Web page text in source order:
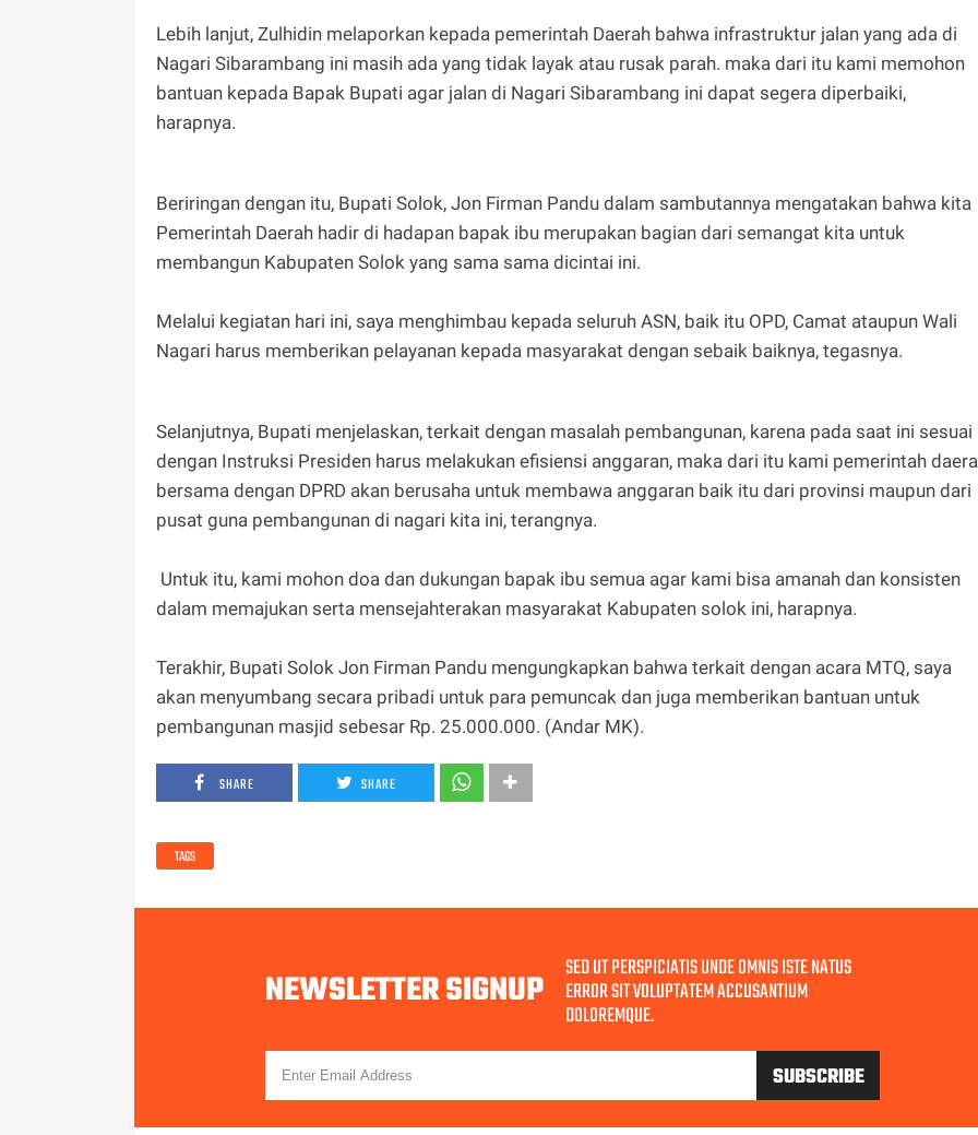
Lebih lanjut, Zulhidin melaporkan kepada pemerintah Daerah bahwa infrastruktur jalan yang ada di
Nagari Sibarambang ini masih ada yang tidak layak atau rusak parah. maka dari itu kami memohon
bantuan kepada Bapak Bupati agar jalan di Nagari Sibarambang ini dapat segera diperbaiki,
harapnya.
Beriringan dengan itu, Bupati Solok, Jon Firman Pandu dalam sambutannya mengatakan bahwa kita
Pemerintah Daerah hadir di hadapan bapak ibu merupakan bagian dari semangat kita untuk
membangun Kabupaten Solok yang sama sama dicintai ini.
Melalui kegiatan hari ini, saya menghimbau kepada seluruh ASN, baik itu OPD, Camat ataupun Wali
Nagari harus memberikan pelayanan kepada masyarakat dengan sebaik baiknya, tegasnya.
Selanjutnya, Bupati menjelaskan, terkait dengan masalah pembangunan, karena pada saat ini sesuai
dengan Instruksi Presiden harus melakukan efisiensi anggaran, maka dari itu kami pemerintah
bersama dengan DPRD akan berusaha untuk membawa anggaran baik itu dari provinsi maupun dari
pusat guna pembangunan di nagari kita ini, terangnya.
Untuk itu, kami mohon doa dan dukungan bapak ibu semua agar kami bisa amanah dan konsisten
dalam memajukan serta mensejahterakan masyarakat Kabupaten solok ini, harapnya.
Terakhir, Bupati Solok Jon Firman Pandu mengungkapkan bahwa terkait dengan acara MTQ, saya
akan menyumbang secara pribadi untuk para pemuncak dan juga memberikan bantuan untuk
pembangunan masjid sebesar Rp. 25.000.000. (Andar MK).
SHARE SHARE
TAGS
NEWSLETTER SIGNUP SED UT PERSPICIATIS UNDE OMNIS ISTE NATUS
ERROR SIT VOLUPTATEM ACCUSANTIUM
DOLOREMQUE.